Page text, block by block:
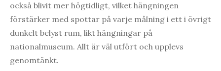
också blivit mer högtidligt, vilket hängningen
förstärker med spottar på varje målning i ett i övrigt
dunkelt belyst rum, likt hängningar på
nationalmuseum. Allt är väl utfört och upplevs
genomtänkt.